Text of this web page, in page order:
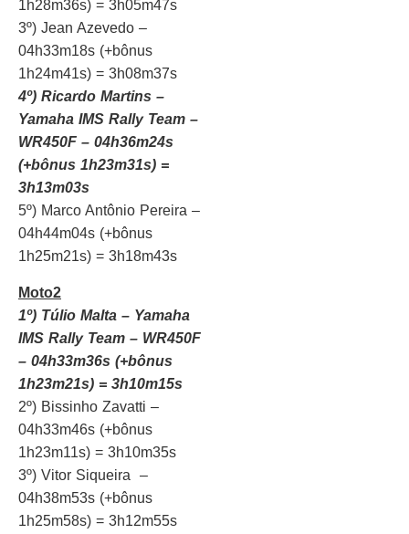
1h28m36s) = 3h05m47s
3º) Jean Azevedo –
04h33m18s (+bônus
1h24m41s) = 3h08m37s
4º) Ricardo Martins –
Yamaha IMS Rally Team –
WR450F – 04h36m24s
(+bônus 1h23m31s) =
3h13m03s
5º) Marco Antônio Pereira –
04h44m04s (+bônus
1h25m21s) = 3h18m43s
Moto2
1º) Túlio Malta – Yamaha
IMS Rally Team – WR450F
– 04h33m36s (+bônus
1h23m21s) = 3h10m15s
2º) Bissinho Zavatti –
04h33m46s (+bônus
1h23m11s) = 3h10m35s
3º) Vitor Siqueira –
04h38m53s (+bônus
1h25m58s) = 3h12m55s